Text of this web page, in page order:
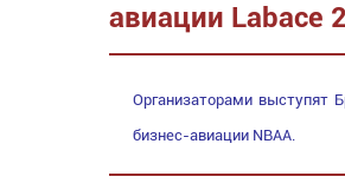
авиации Labace
Организаторами выступят
бизнес-авиации NBAA.